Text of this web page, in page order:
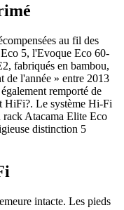
au fil des
5, l'Evoque Eco 60-
fabriqués en bambou,
de l'année » entre 2013
remporté de
HiFi?. Le système Hi-Fi
Atacama Elite Eco
distinction 5
intacte. Les pieds